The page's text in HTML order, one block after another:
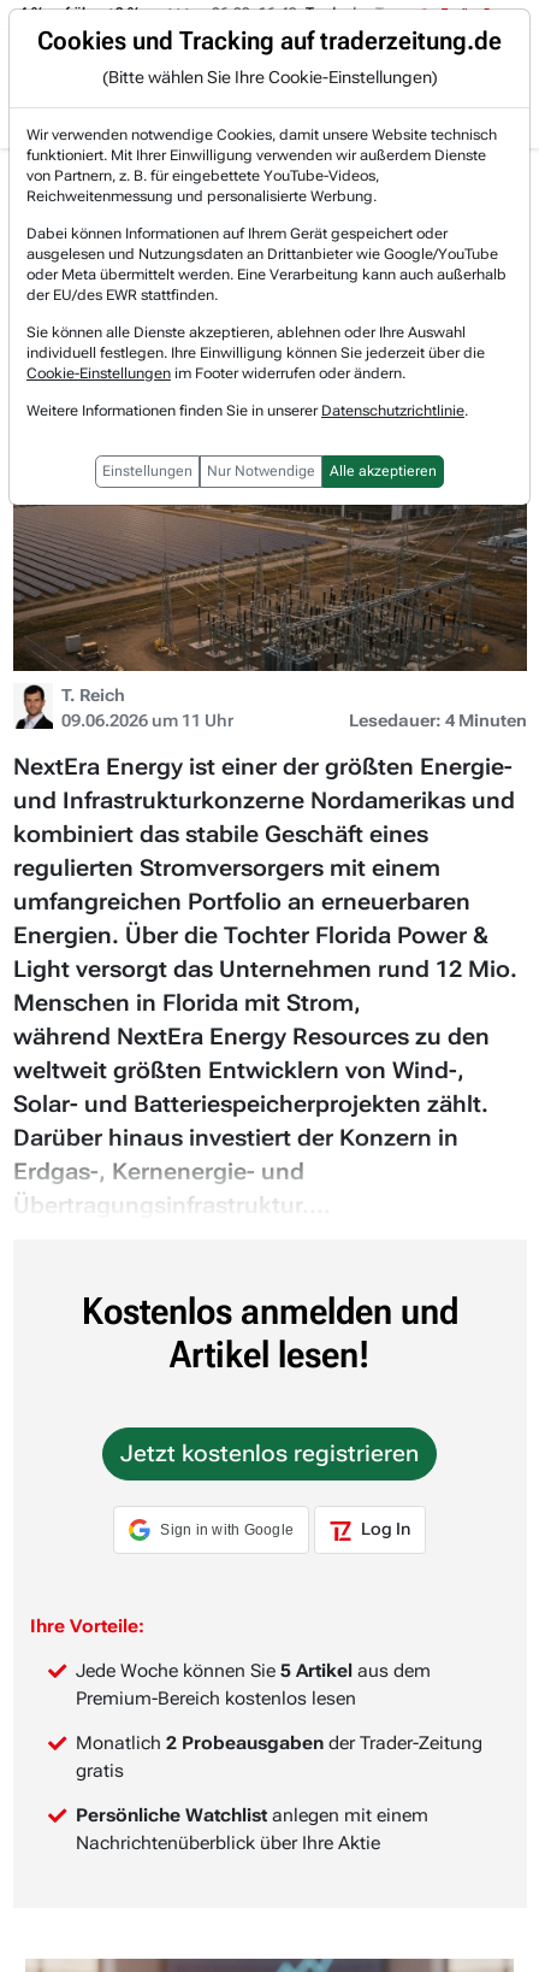
Trading-Room
% auf über +3 %. 06.08. 16:49 Trade des Tages 06.08.
Gratis Account Login
Jetzt registrieren und gratis Artikel lesen.
Bereits bei TraderFox registriert? Jetzt anmelden!
Home Lists & Rankings
Saisonalitäten
NextEra Energy: Der heimliche Profiteur des KI-Inf...
Nextera Energy Watchlist
NextEra Energy: Der heimliche
Profiteur des KI-Infrastruktur-Booms
T. Reich
09.06.2026 um 11 Uhr
Lesedauer: 4 Minuten
NextEra Energy ist einer der größten Energie-
und Infrastrukturkonzerne Nordamerikas und
kombiniert das stabile Geschäft eines
regulierten Stromversorgers mit einem
umfangreichen Portfolio an erneuerbaren
Energien. Über die Tochter Florida Power &
Light versorgt das Unternehmen rund 12 Mio.
Menschen in Florida mit Strom,
während NextEra Energy Resources zu den
weltweit größten Entwicklern von Wind-,
Solar- und Batteriespeicherprojekten zählt.
Darüber hinaus investiert der Konzern in
Erdgas-, Kernenergie- und
Übertragungsinfrastruktur....
Kostenlos anmelden und
Artikel lesen!
Jetzt kostenlos registrieren
Sign in with Google Log In
Ihre Vorteile:
Jede Woche können Sie 5 Artikel aus dem
Premium-Bereich kostenlos lesen
Monatlich 2 Probeausgaben der Trader-Zeitung
gratis
Persönliche Watchlist anlegen mit einem
Nachrichtenüberblick über Ihre Aktie
Cookies und Tracking auf traderzeitung.de
(Bitte wählen Sie Ihre Cookie-Einstellungen)
Wir verwenden notwendige Cookies, damit unsere Website technisch
funktioniert. Mit Ihrer Einwilligung verwenden wir außerdem Dienste
von Partnern, z. B. für eingebettete YouTube-Videos,
Reichweitenmessung und personalisierte Werbung.
Dabei können Informationen auf Ihrem Gerät gespeichert oder
ausgelesen und Nutzungsdaten an Drittanbieter wie Google/YouTube
oder Meta übermittelt werden. Eine Verarbeitung kann auch außerhalb
der EU/des EWR stattfinden.
Sie können alle Dienste akzeptieren, ablehnen oder Ihre Auswahl
individuell festlegen. Ihre Einwilligung können Sie jederzeit über die
Cookie-Einstellungen im Footer widerrufen oder ändern.
Weitere Informationen finden Sie in unserer Datenschutzrichtlinie.
Einstellungen Nur Notwendige Alle akzeptieren